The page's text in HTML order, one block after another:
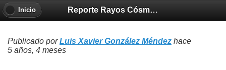
Reporte Rayos Cósmicos 2021-03-18
Inicio
Publicado porLuis Xavier González Méndez hace
5 años, 4 meses